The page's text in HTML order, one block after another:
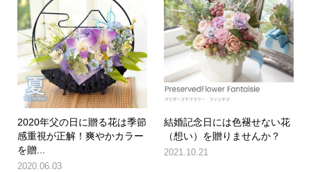
2020年父の日に贈る花は季節
感重視が正解！爽やかカラー
を贈...
2020.06.03
結婚記念日には色褪せない花
（想い）を贈りませんか？
2021.10.21